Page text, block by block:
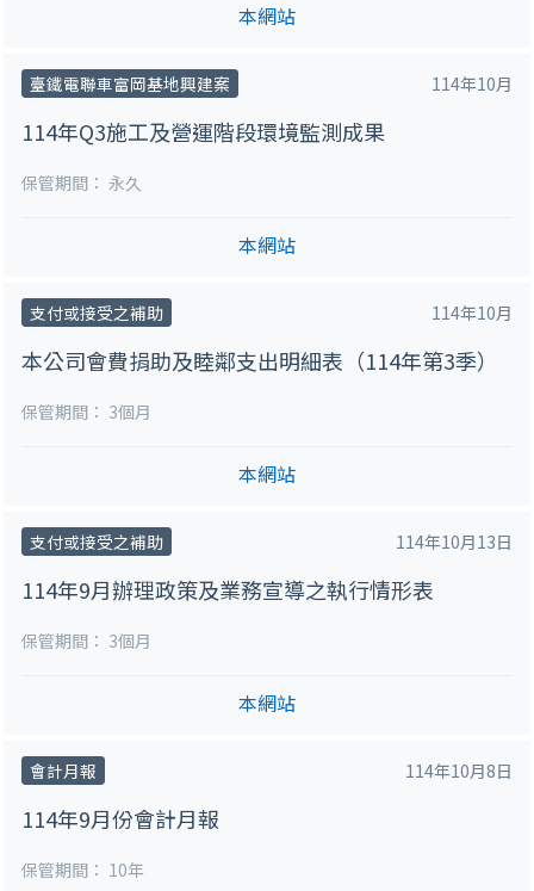
本網站
臺鐵電聯車富岡基地興建案 114年10月
114年Q3施工及營運階段環境監測成果
保管期間： 永久
本網站
支付或接受之補助 114年10月
本公司會費捐助及睦鄰支出明細表（114年第3季）
保管期間： 3個月
本網站
支付或接受之補助 114年10月13日
114年9月辦理政策及業務宣導之執行情形表
保管期間： 3個月
本網站
會計月報 114年10月8日
114年9月份會計月報
保管期間： 10年